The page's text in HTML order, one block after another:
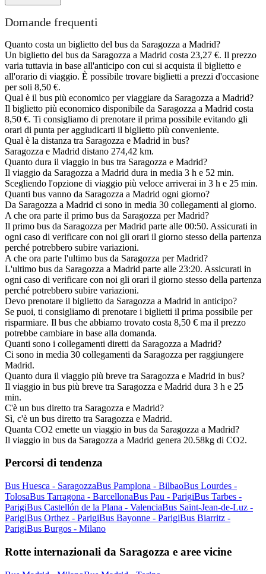
Domande frequenti
Quanto costa un biglietto del bus da Saragozza a Madrid?
Un biglietto del bus da Saragozza a Madrid costa 23,27 €. Il prezzo
varia tuttavia in base all'anticipo con cui si acquista il biglietto e
all'orario di viaggio. È possibile trovare biglietti a prezzi d'occasione
per soli 8,50 €.
Qual è il bus più economico per viaggiare da Saragozza a Madrid?
Il biglietto più economico disponibile da Saragozza a Madrid costa
8,50 €. Ti consigliamo di prenotare il prima possibile evitando gli
orari di punta per aggiudicarti il biglietto più conveniente.
Qual è la distanza tra Saragozza e Madrid in bus?
Saragozza e Madrid distano 274,42 km.
Quanto dura il viaggio in bus tra Saragozza e Madrid?
Il viaggio da Saragozza a Madrid dura in media 3 h e 52 min.
Scegliendo l'opzione di viaggio più veloce arriverai in 3 h e 25 min.
Quanti bus vanno da Saragozza a Madrid ogni giorno?
Da Saragozza a Madrid ci sono in media 30 collegamenti al giorno.
A che ora parte il primo bus da Saragozza per Madrid?
Il primo bus da Saragozza per Madrid parte alle 00:50. Assicurati in
ogni caso di verificare con noi gli orari il giorno stesso della partenza
perché potrebbero subire variazioni.
A che ora parte l'ultimo bus da Saragozza per Madrid?
L'ultimo bus da Saragozza a Madrid parte alle 23:20. Assicurati in
ogni caso di verificare con noi gli orari il giorno stesso della partenza
perché potrebbero subire variazioni.
Devo prenotare il biglietto da Saragozza a Madrid in anticipo?
Se puoi, ti consigliamo di prenotare i biglietti il prima possibile per
risparmiare. Il bus che abbiamo trovato costa 8,50 € ma il prezzo
potrebbe cambiare in base alla domanda.
Quanti sono i collegamenti diretti da Saragozza a Madrid?
Ci sono in media 30 collegamenti da Saragozza per raggiungere
Madrid.
Quanto dura il viaggio più breve tra Saragozza e Madrid in bus?
Il viaggio in bus più breve tra Saragozza e Madrid dura 3 h e 25
min.
C'è un bus diretto tra Saragozza e Madrid?
Sì, c'è un bus diretto tra Saragozza e Madrid.
Quanta CO2 emette un viaggio in bus da Saragozza a Madrid?
Il viaggio in bus da Saragozza a Madrid genera 20.58kg di CO2.
Percorsi di tendenza
Bus Huesca - SaragozzaBus Pamplona - BilbaoBus Lourdes -
TolosaBus Tarragona - BarcellonaBus Pau - ParigiBus Tarbes -
ParigiBus Castellón de la Plana - ValenciaBus Saint-Jean-de-Luz -
ParigiBus Orthez - ParigiBus Bayonne - ParigiBus Biarritz -
ParigiBus Burgos - Milano
Rotte internazionali da Saragozza e aree vicine